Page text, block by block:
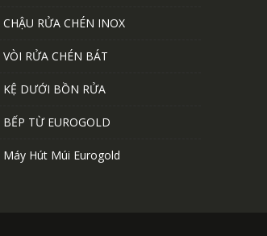
CHẬU RỬA CHÉN INOX
VÒI RỬA CHÉN BÁT
KỆ DƯỚI BỒN RỬA
BẾP TỪ EUROGOLD
Máy Hút Múi Eurogold